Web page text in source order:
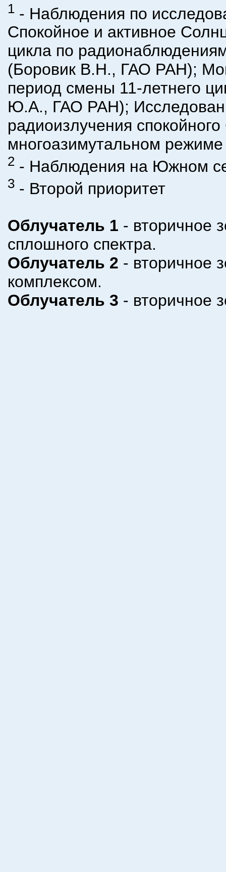
1- Наблюдения по
Спокойное и активное
цикла по
(Боровик В.Н., ГАО РАН);
период смены 11-летнего
Ю.А., ГАО РАН);
радиоизлучения
многоазимутальном
2- Наблюдения на Южном
3- Второй приоритет
Облучатель 1 - вторичное
сплошного спектра.
Облучатель 2 - вторичное
комплексом.
Облучатель 3 - вторичное